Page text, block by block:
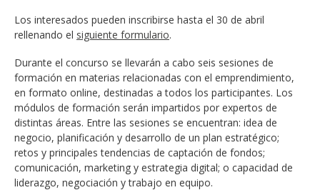
Los interesados pueden inscribirse hasta el 30 de abril
rellenando el siguiente formulario.
Durante el concurso se llevarán a cabo seis sesiones de
formación en materias relacionadas con el emprendimiento,
en formato online, destinadas a todos los participantes. Los
módulos de formación serán impartidos por expertos de
distintas áreas. Entre las sesiones se encuentran: idea de
negocio, planificación y desarrollo de un plan estratégico;
retos y principales tendencias de captación de fondos;
comunicación, marketing y estrategia digital; o capacidad de
liderazgo, negociación y trabajo en equipo.